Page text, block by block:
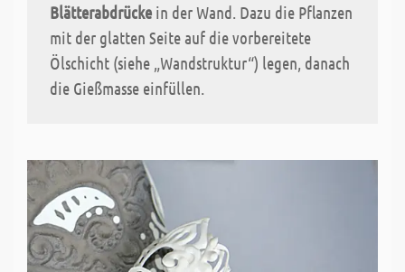
Blätterabdrücke in der Wand. Dazu die Pflanzen
mit der glatten Seite auf die vorbereitete
Ölschicht (siehe „Wandstruktur“) legen, danach
die Gießmasse einfüllen.